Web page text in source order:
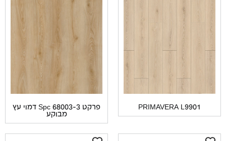
PRIMAVERA L9901
פרקט Spc 68003-3 דמוי עץ
מבוקע